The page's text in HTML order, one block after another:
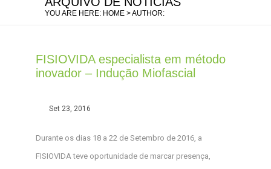
YOU ARE HERE: HOME > AUTHOR:
FISIOVIDA especialista em método
inovador – Indução Miofascial
Set 23, 2016
Durante os dias 18 a 22 de Setembro de 2016, a
FISIOVIDA teve oportunidade de marcar presença,